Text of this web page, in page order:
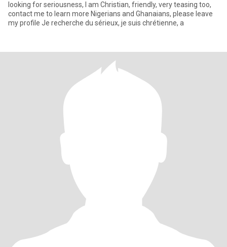
looking for seriousness, I am Christian, friendly, very teasing too,
contact me to learn more Nigerians and Ghanaians, please leave
my profile Je recherche du sérieux, je suis chrétienne, a